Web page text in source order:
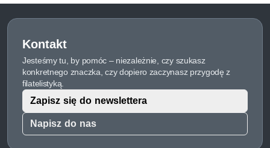
Kontakt
Jesteśmy tu, by pomóc – niezależnie, czy szukasz
konkretnego znaczka, czy dopiero zaczynasz przygodę z
filatelistyką.
Napisz do nas
Zapisz się do newslettera